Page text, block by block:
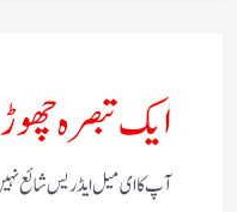
ایک تبصرہ
آپ کا ای میل ایڈریس شائع